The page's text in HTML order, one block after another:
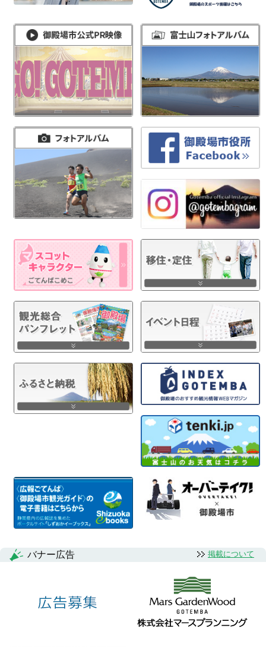
バナー広告 掲載について